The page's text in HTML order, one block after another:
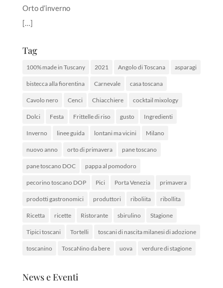
Orto d’inverno
[…]
Tag
100% made in Tuscany 2021 Angolo di Toscana asparagi
bistecca alla fiorentina Carnevale casa toscana
Cavolo nero Cenci Chiacchiere cocktail mixology
Dolci Festa Frittelle di riso gusto Ingredienti
Inverno linee guida lontani ma vicini Milano
nuovo anno orto di primavera pane toscano
pane toscano DOC pappa al pomodoro
pecorino toscano DOP Pici Porta Venezia primavera
prodotti gastronomici produttori riboliita ribollita
Ricetta ricette Ristorante sbirulino Stagione
Tipici toscani Tortelli toscani di nascita milanesi di adozione
toscanino ToscaNino da bere uova verdure di stagione
News e Eventi